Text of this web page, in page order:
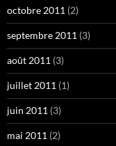
octobre 2011 (2)
septembre 2011 (3)
août 2011 (3)
juillet 2011 (1)
juin 2011 (3)
mai 2011 (2)